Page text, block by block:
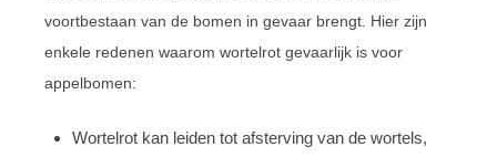
voortbestaan van de bomen in gevaar brengt. Hier zijn
enkele redenen waarom wortelrot gevaarlijk is voor
appelbomen:
Wortelrot kan leiden tot afsterving van de wortels,